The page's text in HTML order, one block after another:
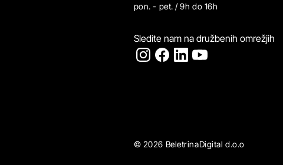
pon. - pet. / 9h do 16h
Sledite nam na družbenih omrežjih
© 2026 BeletrinaDigital d.o.o